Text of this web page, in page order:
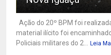
Ação do 20º BPM foi
material ilícito foi
Policiais militares do 2...
Leia